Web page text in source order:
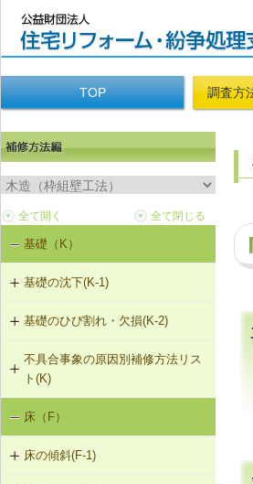
TOP 調査方
基礎（K）
基礎の沈下(K-1)
K-1-501 基礎をジャッキアップのう
え、鋼管圧入工法
K-1-502 基礎をジャッキアップのう
え、耐圧版工法
K-1-503 グラウト注入工法
基礎のひび割れ・欠損(K-2)
K-2-501 樹脂注入工法
K-2-502 充填工法
K-2-503 打直し工法
不具合事象の原因別補修方法リス
ト(K)
基礎の沈下（K-1）
基礎のひび割れ・欠損（K-2）
床（F）
床の傾斜(F-1)